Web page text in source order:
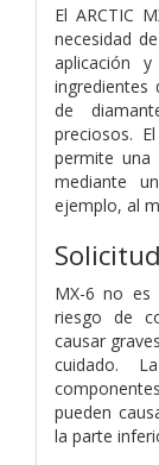
El ARCTIC
necesidad
aplicación
de
preciosos.
permite una
mediante
ejemplo, al
MX-6 no es
riesgo de
causar
cuidado.
pueden
la parte